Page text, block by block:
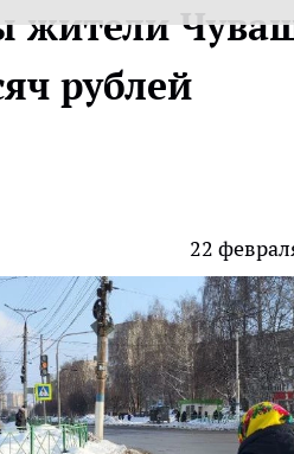
жители
рублей
22